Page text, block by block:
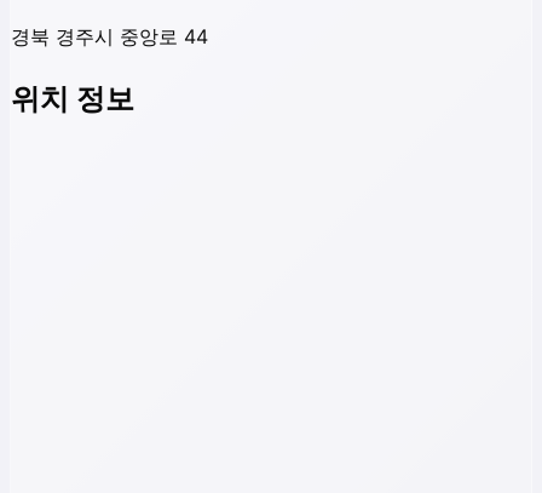
경북 경주시 중앙로 44
위치 정보